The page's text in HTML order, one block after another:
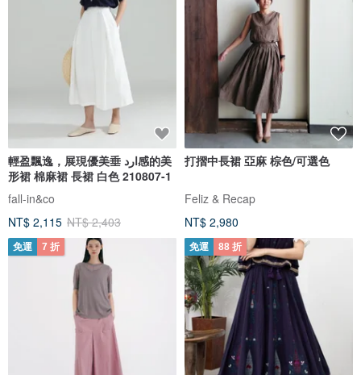
輕盈飄逸，展現優美垂 ارد感的美
形裙 棉麻裙 長裙 白色 210807-1
fall-in&co
NT$ 2,115 NT$ 2,403
打摺中長裙 亞麻 棕色/可選色
Feliz & Recap
NT$ 2,980
免運 7 折 免運 88 折